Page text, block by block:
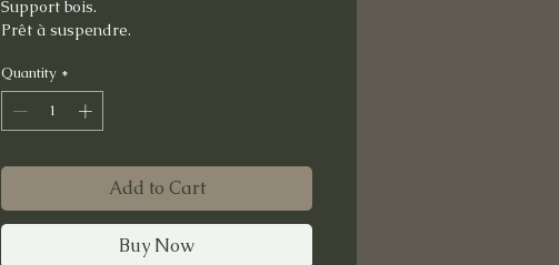
Support bois.
Prêt à suspendre.
Quantity *
Add to Cart
Buy Now